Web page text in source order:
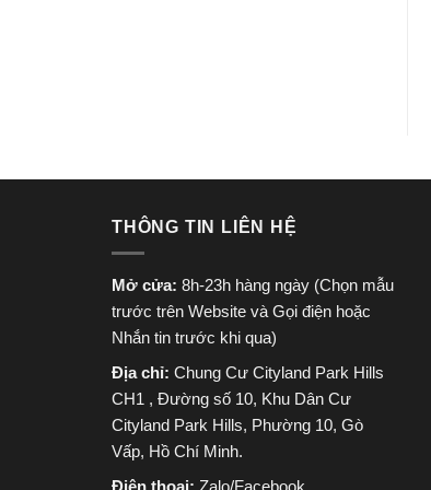
THÔNG TIN LIÊN HỆ
Mở cửa: 8h-23h hàng ngày (Chọn mẫu
trước trên Website và Gọi điện hoặc
Nhắn tin trước khi qua)
Địa chỉ: Chung Cư Cityland Park Hills
CH1 , Đường số 10, Khu Dân Cư
Cityland Park Hills, Phường 10, Gò
Vấp, Hồ Chí Minh.